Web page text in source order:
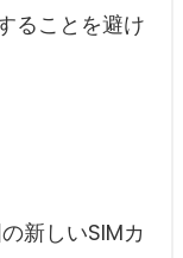
ることを避け
新しいSIMカ